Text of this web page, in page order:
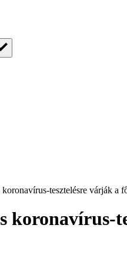
tesztelésre várják a
koronavírus-